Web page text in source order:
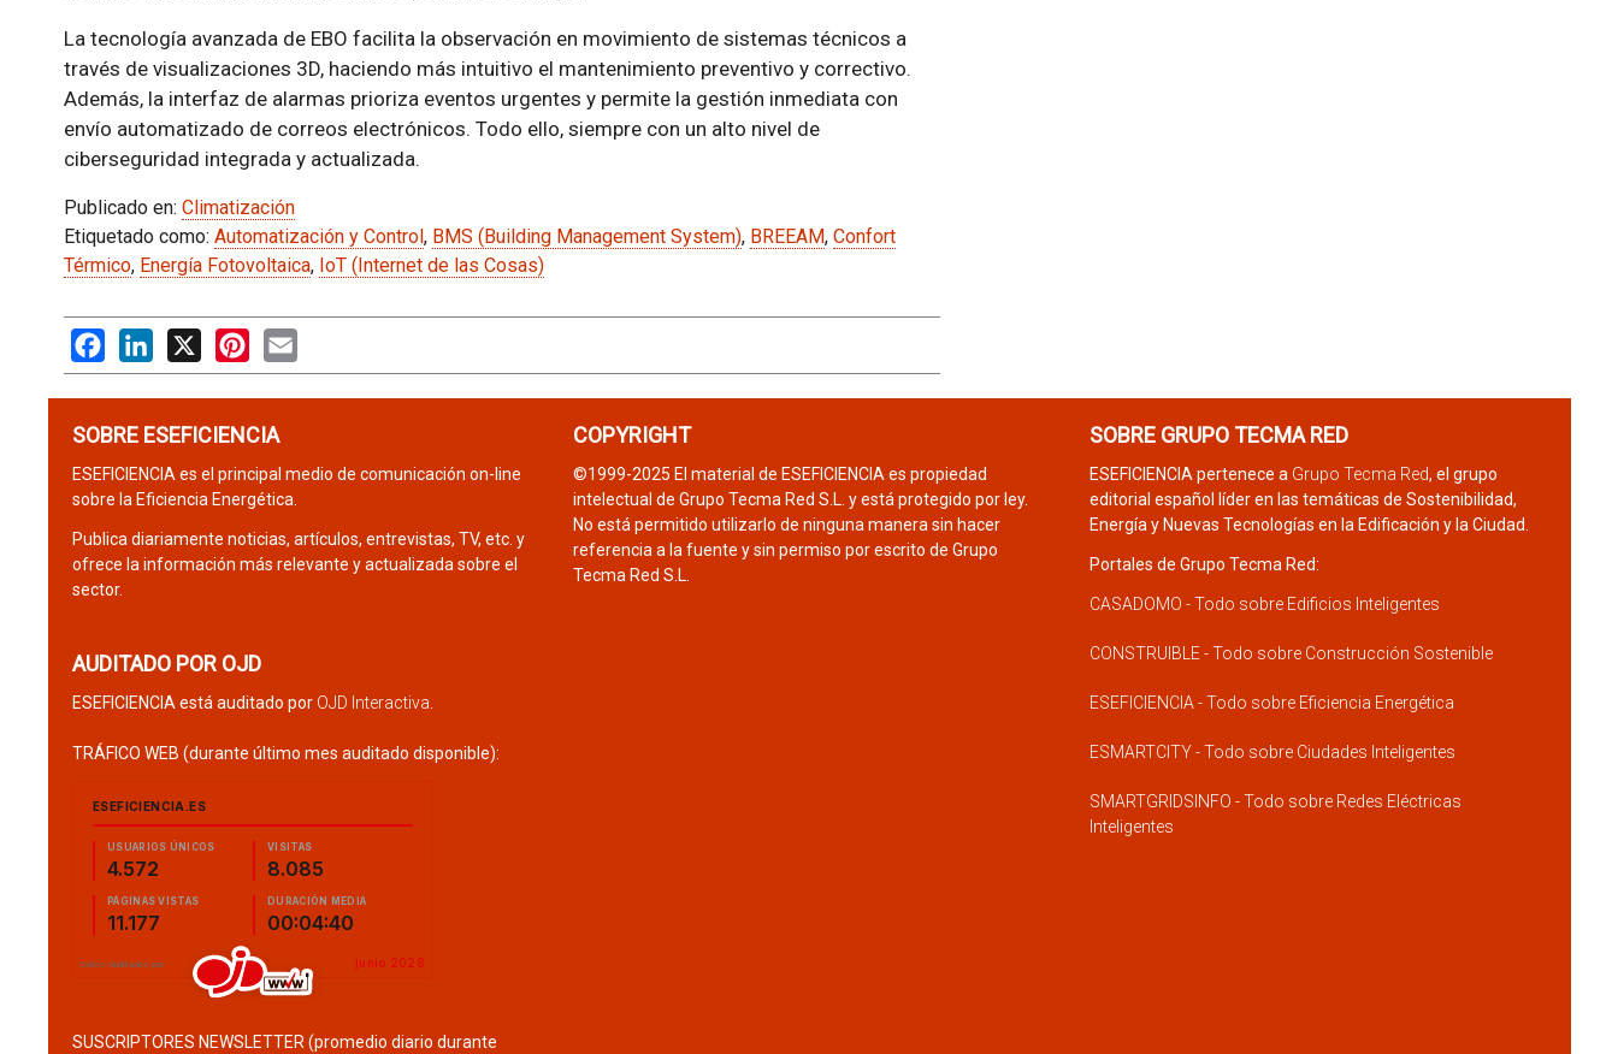
La tecnología avanzada de EBO facilita la observación en movimiento de sistemas técnicos a
través de visualizaciones 3D, haciendo más intuitivo el mantenimiento preventivo y correctivo.
Además, la interfaz de alarmas prioriza eventos urgentes y permite la gestión inmediata con
envío automatizado de correos electrónicos. Todo ello, siempre con un alto nivel de
ciberseguridad integrada y actualizada.
Publicado en: Climatización
Etiquetado como: Automatización y Control, BMS (Building Management System), BREEAM, Confort
Térmico, Energía Fotovoltaica, IoT (Internet de las Cosas)
FacebookLinkedIn
X PinterestEmail
SOBRE ESEFICIENCIA
ESEFICIENCIA es el principal medio de comunicación on-line
sobre la Eficiencia Energética.
Publica diariamente noticias, artículos, entrevistas, TV, etc. y
ofrece la información más relevante y actualizada sobre el
sector.
AUDITADO POR OJD
ESEFICIENCIA está auditado por OJD Interactiva
TRÁFICO WEB (durante último mes auditado disponible):
SUSCRIPTORES NEWSLETTER (promedio diario durante
COPYRIGHT
©1999-2025 El material de ESEFICIENCIA es propiedad
intelectual de Grupo Tecma Red S.L. y está protegido por ley.
No está permitido utilizarlo de ninguna manera sin hacer
referencia a la fuente y sin permiso por escrito de Grupo
Tecma Red S.L.
SOBRE GRUPO TECMA RED
ESEFICIENCIA pertenece a Grupo Tecma Red, el grupo
editorial español líder en las temáticas de Sostenibilidad,
Energía y Nuevas Tecnologías en la Edificación y la Ciudad.
Portales de Grupo Tecma Red:
CASADOMO - Todo sobre Edificios Inteligentes
CONSTRUIBLE - Todo sobre Construcción Sostenible
ESEFICIENCIA - Todo sobre Eficiencia Energética
ESMARTCITY - Todo sobre Ciudades Inteligentes
SMARTGRIDSINFO - Todo sobre Redes Eléctricas
Inteligentes